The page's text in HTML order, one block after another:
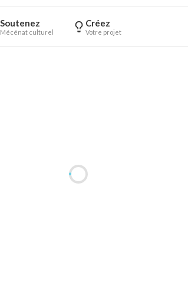
Soutenez
Mécénat culturel
Créez
Votre projet